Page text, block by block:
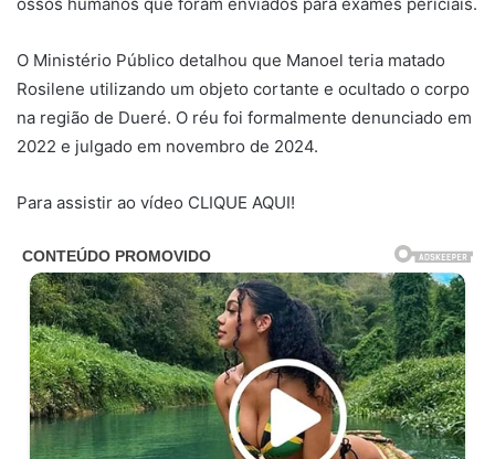
ossos humanos que foram enviados para exames periciais.
O Ministério Público detalhou que Manoel teria matado
Rosilene utilizando um objeto cortante e ocultado o corpo
na região de Dueré. O réu foi formalmente denunciado em
2022 e julgado em novembro de 2024.
Para assistir ao vídeo CLIQUE AQUI!